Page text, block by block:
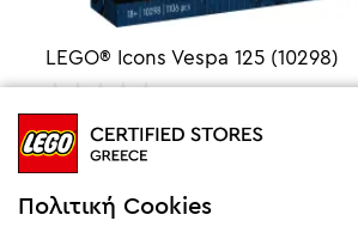
LEGO® Icons Vespa 125 (10298)
129,99€
Προσθήκη στο καλάθι
Πολιτική Cookies